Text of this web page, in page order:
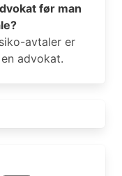
før man
avtaler er
advokat.